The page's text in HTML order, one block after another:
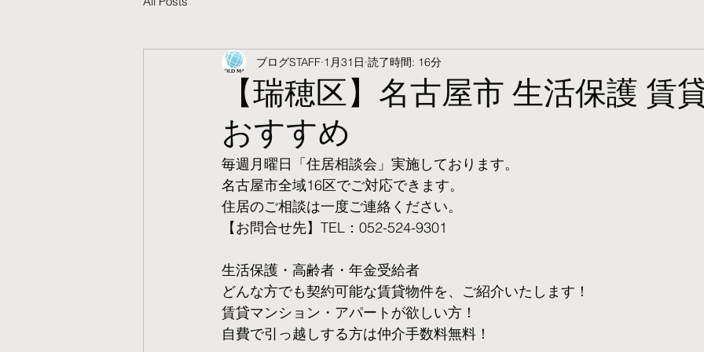
【瑞穂区】名古屋市 生活保護 賃
おすすめ
ブログSTAFF 1月31日 読了時間: 16分
毎週月曜日「住居相談会」実施しております。
名古屋市全域16区でご対応できます。
住居のご相談は一度ご連絡ください。
【お問合せ先】TEL：052-524-9301
生活保護・高齢者・年金受給者
​どんな方でも契約可能な賃貸物件を、ご紹介いたします！
賃貸マンション・アパートが欲しい方！
自費で引っ越しする方は仲介手数料無料！